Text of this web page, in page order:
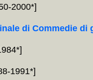
2000*]
di Commedie di
1991*]